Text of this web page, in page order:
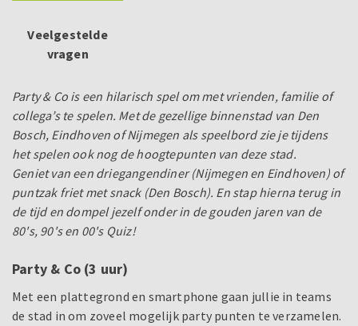
Veelgestelde
vragen
Party & Co is een hilarisch spel om met vrienden, familie of
collega’s te spelen. Met de gezellige binnenstad van Den
Bosch, Eindhoven of Nijmegen als speelbord zie je tijdens
het spelen ook nog de hoogtepunten van deze stad.
Geniet van een driegangendiner (Nijmegen en Eindhoven) of
puntzak friet met snack (Den Bosch). En stap hierna terug in
de tijd en dompel jezelf onder in de gouden jaren van de
80's, 90's en 00's Quiz!
Party & Co (3 uur)
Met een plattegrond en smartphone gaan jullie in teams
de stad in om zoveel mogelijk party punten te verzamelen.